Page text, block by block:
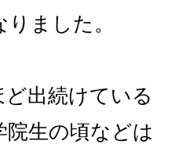
ました。
出続けている
生の頃などは